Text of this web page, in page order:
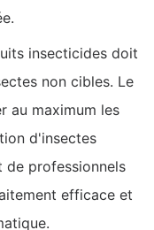
insecticides doit
non cibles. Le
au maximum les
d'insectes
de professionnels
efficace et